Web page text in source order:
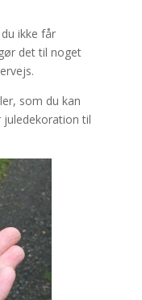
ikke får
det til noget
som du kan
juledekoration til